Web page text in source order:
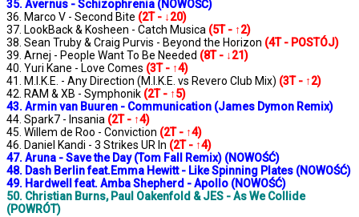
35. Avernus - Schizophrenia (NOWOŚĆ)
36. Marco V - Second Bite (2T - ↓20)
37. LookBack & Kosheen - Catch Musica (5T - ↑2)
38. Sean Truby & Craig Purvis - Beyond the Horizon (4T - POSTÓJ)
39. Arnej - People Want To Be Needed (8T - ↓21)
40. Yuri Kane - Love Comes (3T - ↑4)
41. M.I.K.E. - Any Direction (M.I.K.E. vs Revero Club Mix) (3T - ↑2)
42. RAM & XB - Symphonik (2T - ↑5)
43. Armin van Buuren - Communication (James Dymon Remix)
44. Spark7 - Insania (2T - ↑4)
45. Willem de Roo - Conviction (2T - ↑4)
46. Daniel Kandi - 3 Strikes UR In (2T - ↑4)
47. Aruna - Save the Day (Tom Fall Remix) (NOWOŚĆ)
48. Dash Berlin feat.Emma Hewitt - Like Spinning Plates (NOWOŚĆ)
49. Hardwell feat. Amba Shepherd - Apollo (NOWOŚĆ)
50. Christian Burns, Paul Oakenfold & JES - As We Collide
(POWRÓT)